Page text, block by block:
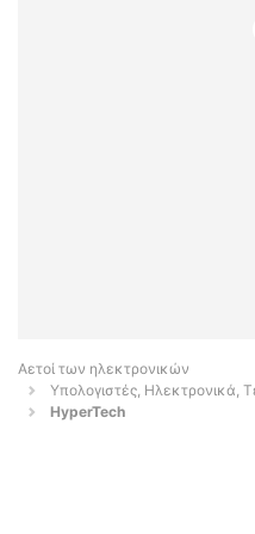
Αετοί των ηλεκτρονικών
Υπολογιστές, Ηλεκτρονικά,
HyperTech